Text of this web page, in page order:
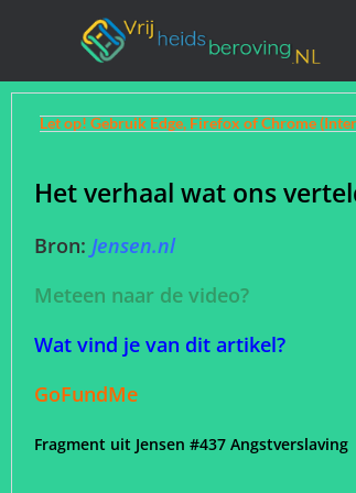
Let op! Gebruik Edge, Firefox of Chrome
Het verhaal wat ons
Bron: Jensen.nl
Meteen naar de video?
Wat vind je van dit artikel?
GoFundMe
Fragment uit Jensen #437 Angstverslaving